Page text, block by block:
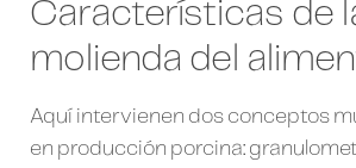
Características de
molienda del
Aquí intervienen dos conceptos
en producción porcina: